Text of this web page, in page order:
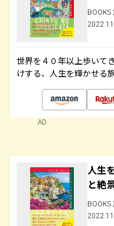
BOOKS
世界を４０年以上歩いて
けする、人生を輝かせる
AD
人生
と絶
BOOKS